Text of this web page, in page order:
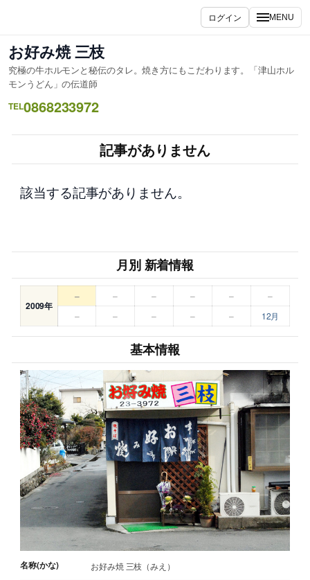
ス
キ
ッ
プ
ログイン MENU
お好み焼 三枝
究極の牛ホルモンと秘伝のタレ。焼き方にもこだわります。「津山ホル
モンうどん」の伝道師
TEL0868233972
記事がありません
該当する記事がありません。
月別 新着情報
2009年
– – – – –
–
–
– – – – 12月
基本情報
名称(かな) お好み焼 三枝（みえ）